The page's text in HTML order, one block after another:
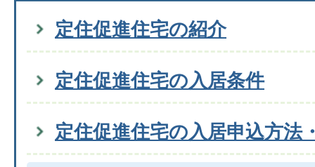
定住促進住宅の紹介
定住促進住宅の入居条件
定住促進住宅の入居申込方法